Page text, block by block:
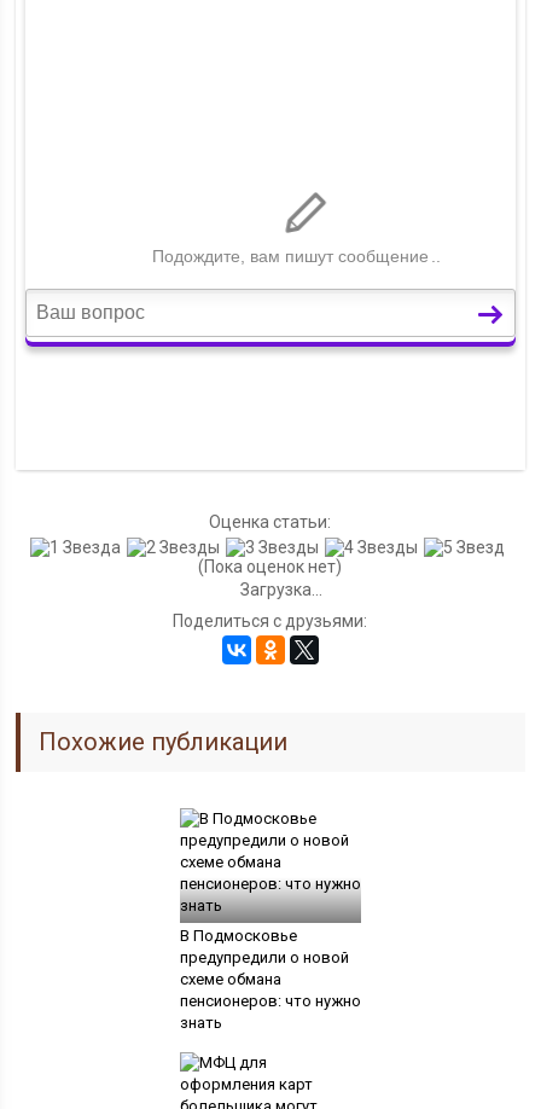
Оценка статьи:
(Пока оценок нет)
Загрузка...
Поделиться с друзьями:
Похожие публикации
В Подмосковье
предупредили о новой
схеме обмана
пенсионеров: что нужно
знать